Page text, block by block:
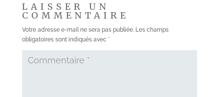
LAISSER UN
COMMENTAIRE
Votre adresse e-mail ne sera pas publiée. Les champs
obligatoires sont indiqués avec *